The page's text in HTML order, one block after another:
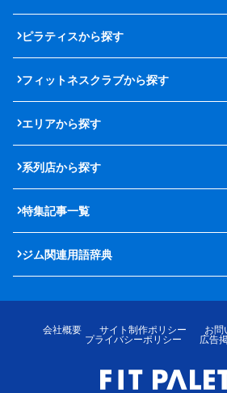
ピラティスから探す
フィットネスクラブから探す
エリアから探す
系列店から探す
特集記事一覧
ジム関連用語辞典
会社概要 サイト制作ポリシー お問
プライバシーポリシー
広告